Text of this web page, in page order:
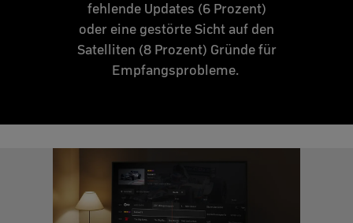
fehlende Updates (6 Prozent)
oder eine gestörte Sicht auf den
Satelliten (8 Prozent) Gründe für
Empfangsprobleme.